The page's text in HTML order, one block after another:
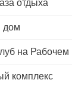
дом
на Рабочем
комплекс